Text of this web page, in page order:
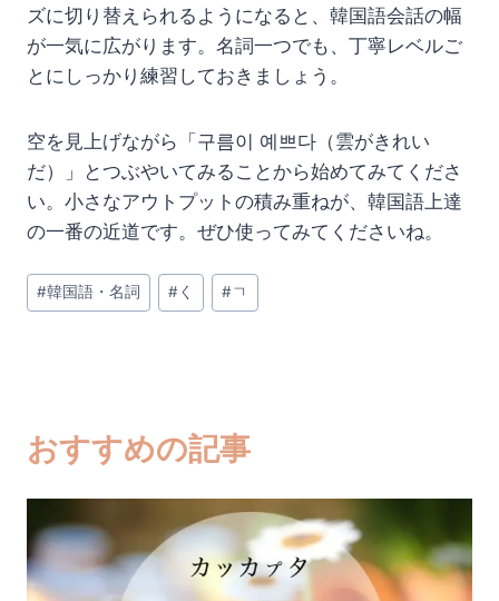
ズに切り替えられるようになると、韓国語会話の幅
が一気に広がります。名詞一つでも、丁寧レベルご
とにしっかり練習しておきましょう。
空を見上げながら「구름이 예쁘다（雲がきれい
だ）」とつぶやいてみることから始めてみてくださ
い。小さなアウトプットの積み重ねが、韓国語上達
の一番の近道です。ぜひ使ってみてくださいね。
投
稿
#韓国語・名詞 #く #ㄱ
おすすめの記事